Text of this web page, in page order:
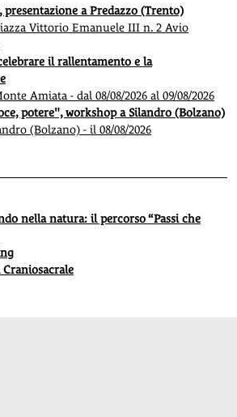
a Predazzo (Trento)
Vittorio Emanuele III n. 2 Avio
il rallentamento e la
Amiata - dal 08/08/2026 al 09/08/2026
potere", workshop a Silandro (Bolzano)
(Bolzano) - il 08/08/2026
nella natura: il percorso “Passi che